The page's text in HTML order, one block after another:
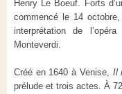
Henry Le Boeuf. Forts
commencé le 14
interprétation de l’opéra
Monteverdi.
Créé en 1640 à Venise, Il
prélude et trois actes. À